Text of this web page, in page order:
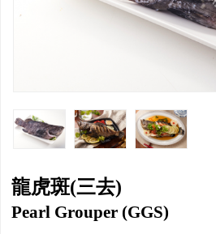
龍虎斑(三去)
Pearl Grouper (GGS)